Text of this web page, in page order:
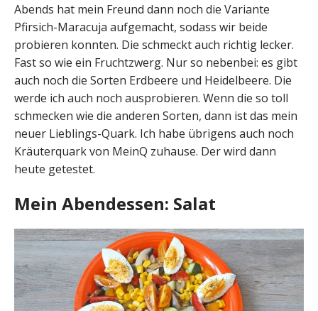
Abends hat mein Freund dann noch die Variante
Pfirsich-Maracuja aufgemacht, sodass wir beide
probieren konnten. Die schmeckt auch richtig lecker.
Fast so wie ein Fruchtzwerg. Nur so nebenbei: es gibt
auch noch die Sorten Erdbeere und Heidelbeere. Die
werde ich auch noch ausprobieren. Wenn die so toll
schmecken wie die anderen Sorten, dann ist das mein
neuer Lieblings-Quark. Ich habe übrigens auch noch
Kräuterquark von MeinQ zuhause. Der wird dann
heute getestet.
Mein Abendessen: Salat